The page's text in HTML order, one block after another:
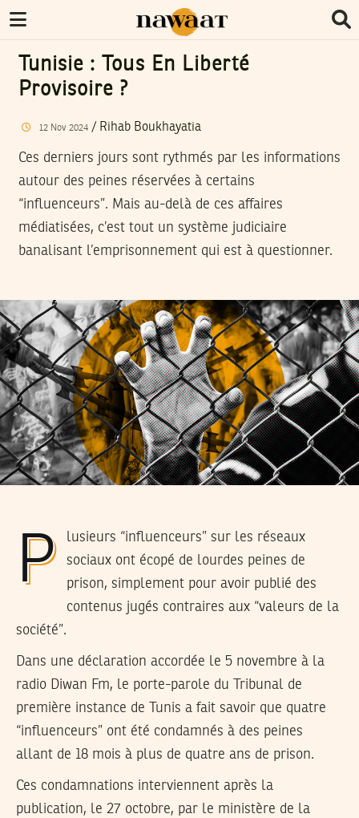
Tunisie : Tous En Liberté
Provisoire ?
12 Nov 2024/ Rihab Boukhayatia
Ces derniers jours sont rythmés par les informations
autour des peines réservées à certains
“influenceurs”. Mais au-delà de ces affaires
médiatisées, c’est tout un système judiciaire
banalisant l’emprisonnement qui est à questionner.
Plusieurs “influenceurs” sur les réseaux
sociaux ont écopé de lourdes peines de
prison, simplement pour avoir publié des
contenus jugés contraires aux “valeurs de la
société”.
Dans une déclaration accordée le 5 novembre à la
radio Diwan Fm, le porte-parole du Tribunal de
première instance de Tunis a fait savoir que quatre
“influenceurs” ont été condamnés à des peines
allant de 18 mois à plus de quatre ans de prison.
Ces condamnations interviennent après la
publication, le 27 octobre, par le ministère de la